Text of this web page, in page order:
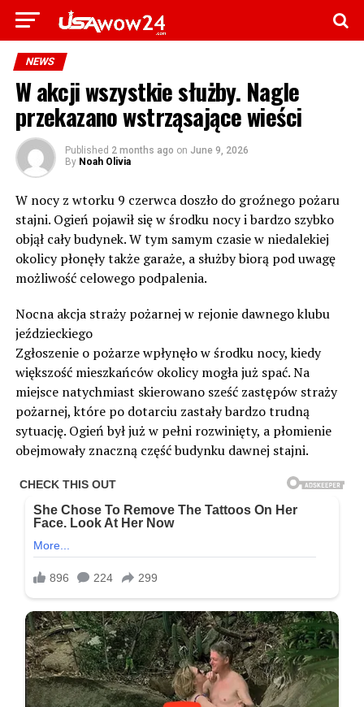
NEWS
W akcji wszystkie służby. Nagle
przekazano wstrząsające wieści
Published 2 months ago on June 9, 2026
By Noah Olivia
W nocy z wtorku 9 czerwca doszło do groźnego pożaru
stajni. Ogień pojawił się w środku nocy i bardzo szybko
objął cały budynek. W tym samym czasie w niedalekiej
okolicy płonęły także garaże, a służby biorą pod uwagę
możliwość celowego podpalenia.
Nocna akcja straży pożarnej w rejonie dawnego klubu
jeździeckiego
Zgłoszenie o pożarze wpłynęło w środku nocy, kiedy
większość mieszkańców okolicy mogła już spać. Na
miejsce natychmiast skierowano sześć zastępów straży
pożarnej, które po dotarciu zastały bardzo trudną
sytuację. Ogień był już w pełni rozwinięty, a płomienie
obejmowały znaczną część budynku dawnej stajni.